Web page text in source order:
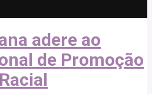
adere ao
de Promoção